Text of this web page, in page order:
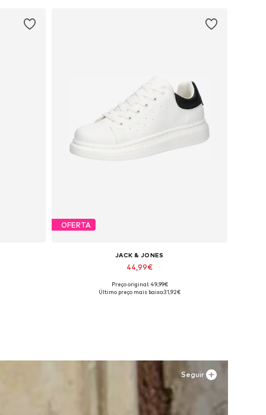
OFERTA
JACK & JONES
44,99€
Tamanhos disponíveis: 41, 42, 43, 44, 45
Preço original: 49,99€
Último preço mais baixo:31,92€
Seguir